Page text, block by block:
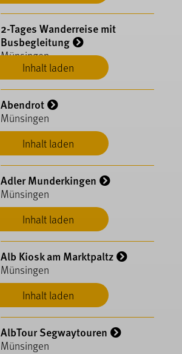
Inhalt laden
2-Tages Wanderreise mit
Busbegleitung
Münsingen
Inhalt laden
Abendrot
Münsingen
Inhalt laden
Adler Munderkingen
Münsingen
Inhalt laden
Alb Kiosk am Marktpaltz
Münsingen
AlbTour Segwaytouren
Münsingen